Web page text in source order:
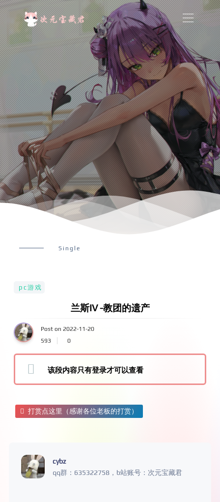
Single
pc游戏
兰斯IV -教团的遗产
Post on 2022-11-20
593
0
该段内容只有登录才可以查看
打赏点这里（感谢各位老板的打赏）
cybz
qq群：635322758，b站账号：次元宝藏君